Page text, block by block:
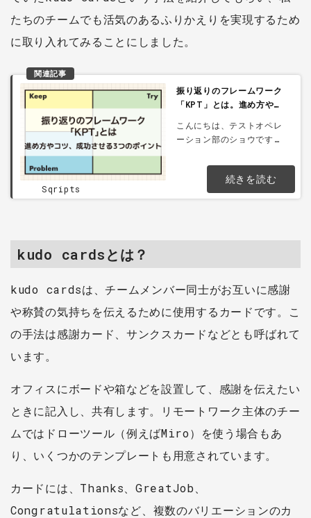
たちのチームでも活気のあるふりかえりを実現するため
に取り入れてみることにしました。
関連記事
振り返りのフレームワーク
「KPT」とは。進め方やコ
ント
こんにちは、テストオペレ
ーション部のショウです。
使った振り返りに参加した
ので、私の体験を踏まえて
まとめてみました。まず私
続きを読む
Sqripts
kudo cardsとは？
kudo cardsは、チームメンバー同士がお互いに感謝
や称賛の気持ちを伝えるために使用するカードです。こ
の手法は感謝カード、サンクスカードなどとも呼ばれて
います。
オフィスにボードや箱などを設置して、感謝を伝えたい
ときに記入し、共有します。リモートワーク主体のチー
ムではドローツール（例えばMiro）を使う場合もあ
り、いくつかのテンプレートも用意されています。
カードには、Thanks、GreatJob、
Congratulationsなど、複数のバリエーションのカ